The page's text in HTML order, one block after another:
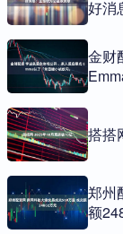
好消
金财
搭搭
郑州
额